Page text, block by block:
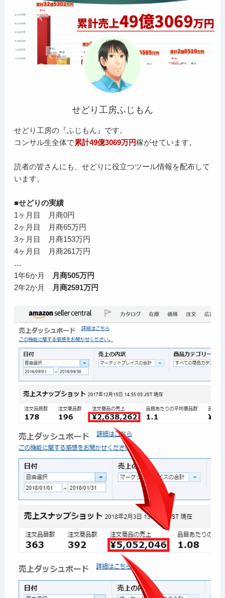
せどり工房ふじもん
せどり工房の『ふじもん』です。
コンサル生全体で累計49億3069万円稼がせています。
読者の皆さんにも、せどりに役立つツール情報を配布して
います。
■せどりの実績
1ヶ月目 月商0円
2ヶ月目 月商65万円
3ヶ月目 月商153万円
4ヶ月目 月商261万円
…
1年6か月
月商505万円
2年2か月
月商2591万円